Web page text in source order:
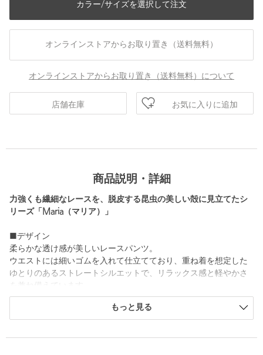
カラー/サイズを選択して注文
オンラインストアからお取り置き（送料無料）
オンラインストアからお取り置き（送料無料）について
店舗在庫 お気に入りに追加
商品説明・詳細
力強くも繊細なレースを、脱皮する昆虫の美しい殻に見立てたシ
リーズ「Maria（マリア）」
■デザイン
柔らかな透け感が美しいレースパンツ。
ウエストには細いゴムを入れて仕立てており、重ね着を想定した
ゆとりのあるストレートシルエットで、リラックス感と軽やかさ
刺繍の図案は美しい自然から着想を得て描かれ、ネームの代わり
にコインチャームを用いるなど、レースの美しさを引き立てるた
もっと見る